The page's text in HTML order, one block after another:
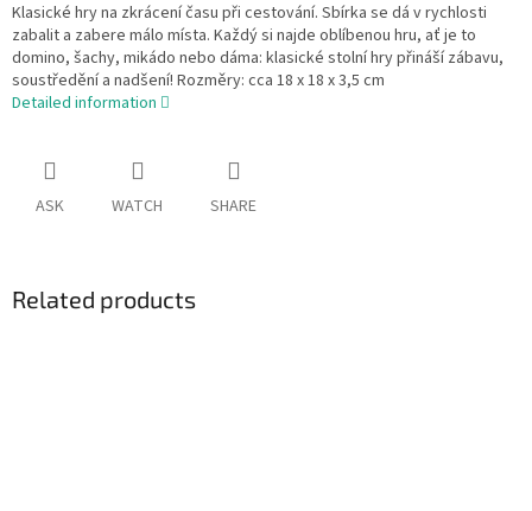
Klasické hry na zkrácení času při cestování. Sbírka se dá v rychlosti
zabalit a zabere málo místa. Každý si najde oblíbenou hru, ať je to
domino, šachy, mikádo nebo dáma: klasické stolní hry přináší zábavu,
soustředění a nadšení! Rozměry: cca 18 x 18 x 3,5 cm
Detailed information
ASK WATCH SHARE
Related products